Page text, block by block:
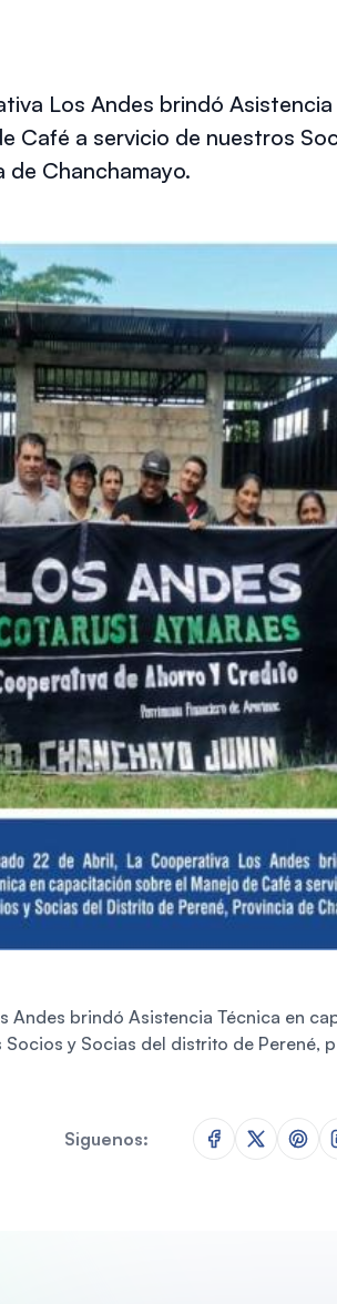
Los Andes brindó Asistencia
Café a servicio de nuestros
Chanchamayo.
Andes brindó Asistencia Técnica en
y Socias del distrito de Perené,
Siguenos: